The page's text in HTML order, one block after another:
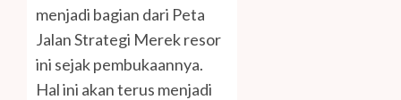
menjadi bagian dari Peta
Jalan Strategi Merek resor
ini sejak pembukaannya.
Hal ini akan terus menjadi